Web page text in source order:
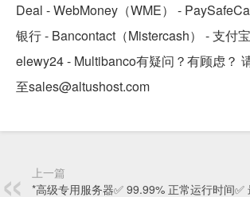
Deal - WebMoney（WME） -
银行 - Bancontact（Mistercash） - 支付
elewy24 - Multibanco有疑问？有顾虑？
至sales@altushost.com
上一篇
*高级专用服务器✅ 99.99% 正常运行时间